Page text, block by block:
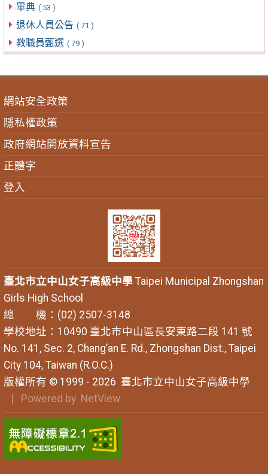
畢典 ( 53 )
退休人員公告 ( 71 )
教職員甄選 ( 79 )
網站安全政策
隱私權政策
政府網站開放資料宣告
正體字
登入
臺北市立中山女子高級中學Taipei Municipal Zhongshan
Girls High School
總 機：(02) 2507-3148
學校地址：10490 臺北市中山區長安東路二段 141 號
No. 141, Sec. 2, Chang’an E. Rd., Zhongshan Dist., Taipei
City 104, Taiwan (R.O.C.)
版權所有 © 1999 - 2026 臺北市立中山女子高級中學
| Powered by NetView